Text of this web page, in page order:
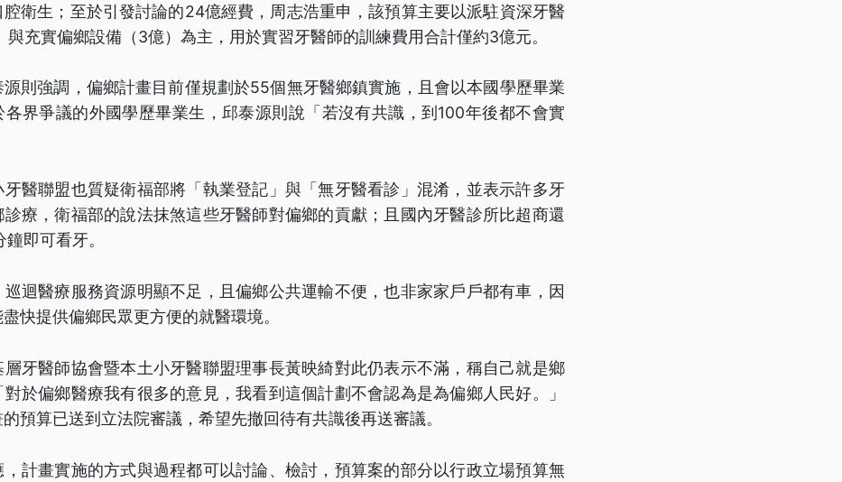
衛生；至於引發討論的24億經費，周志浩重申，該預算主要以派駐資深牙醫
與充實偏鄉設備（3億）為主，用於實習牙醫師的訓練費用合計僅約3億元。
則強調，偏鄉計畫目前僅規劃於55個無牙醫鄉鎮實施，且會以本國學歷畢業
各界爭議的外國學歷畢業生，邱泰源則說「若沒有共識，到100年後都不會實
牙醫聯盟也質疑衛福部將「執業登記」與「無牙醫看診」混淆，並表示許多牙
療，衛福部的說法抹煞這些牙醫師對偏鄉的貢獻；且國內牙醫診所比超商還
即可看牙。
巡迴醫療服務資源明顯不足，且偏鄉公共運輸不便，也非家家戶戶都有車，因
快提供偏鄉民眾更方便的就醫環境。
牙醫師協會暨本土小牙醫聯盟理事長黃映綺對此仍表示不滿，稱自己就是鄉
於偏鄉醫療我有很多的意見，我看到這個計劃不會認為是為偏鄉人民好。」
預算已送到立法院審議，希望先撤回待有共識後再送審議。
計畫實施的方式與過程都可以討論、檢討，預算案的部分以行政立場預算無